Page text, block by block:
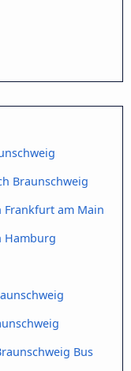
Braunschweig
Frankfurt am Main
Hamburg
Bus